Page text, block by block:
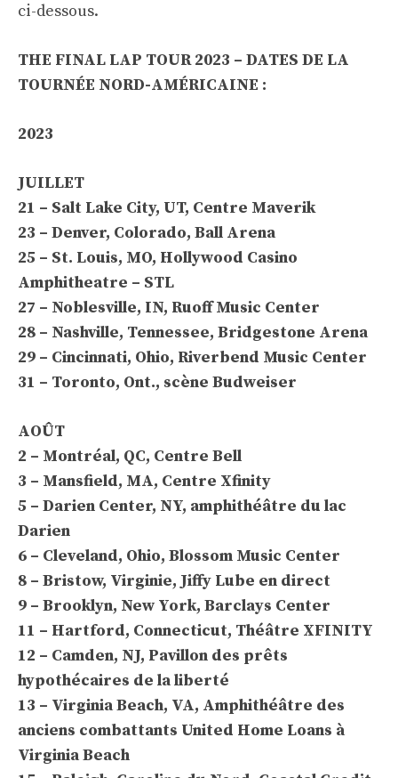
ci-dessous.
THE FINAL LAP TOUR 2023 – DATES DE LA
TOURNÉE NORD-AMÉRICAINE :
2023
JUILLET
21 – Salt Lake City, UT, Centre Maverik
23 – Denver, Colorado, Ball Arena
25 – St. Louis, MO, Hollywood Casino
Amphitheatre – STL
27 – Noblesville, IN, Ruoff Music Center
28 – Nashville, Tennessee, Bridgestone Arena
29 – Cincinnati, Ohio, Riverbend Music Center
31 – Toronto, Ont., scène Budweiser
AOÛT
2 – Montréal, QC, Centre Bell
3 – Mansfield, MA, Centre Xfinity
5 – Darien Center, NY, amphithéâtre du lac
Darien
6 – Cleveland, Ohio, Blossom Music Center
8 – Bristow, Virginie, Jiffy Lube en direct
9 – Brooklyn, New York, Barclays Center
11 – Hartford, Connecticut, Théâtre XFINITY
12 – Camden, NJ, Pavillon des prêts
hypothécaires de la liberté
13 – Virginia Beach, VA, Amphithéâtre des
anciens combattants United Home Loans à
Virginia Beach